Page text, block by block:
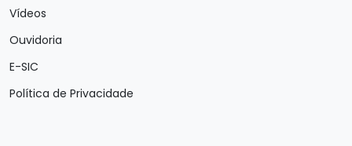
Vídeos
Ouvidoria
E-SIC
Política de Privacidade